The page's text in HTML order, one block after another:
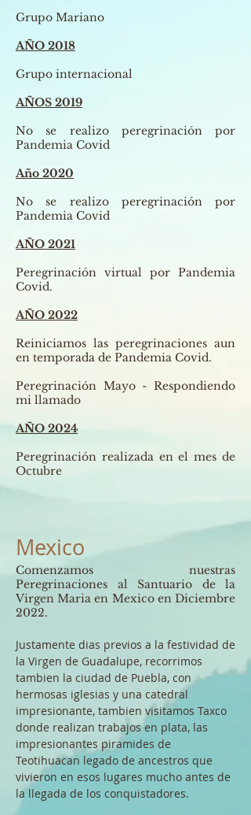
Mexico
Grupo Mariano
AÑO 2018
Grupo internacional
AÑOS 2019
No se realizo peregrinación por
Pandemia Covid
Año 2020
No se realizo peregrinación por
Pandemia Covid
AÑO 2021
Peregrinación virtual por Pandemia
Covid.
AÑO 2022
Reiniciamos las peregrinaciones aun
en temporada de Pandemia Covid.
Peregrinación Mayo - Respondiendo
mi llamado
AÑO 2024
Peregrinación realizada en el mes de
Octubre
Comenzamos nuestras
Peregrinaciones al Santuario de la
Virgen Maria en Mexico en Diciembre
2022.
Justamente dias previos a la festividad de
la Virgen de Guadalupe, recorrimos
tambien la ciudad de Puebla, con
hermosas iglesias y una catedral
impresionante, tambien visitamos Taxco
donde realizan trabajos en plata, las
impresionantes piramides de
Teotihuacan legado de ancestros que
vivieron en esos lugares mucho antes de
la llegada de los conquistadores.